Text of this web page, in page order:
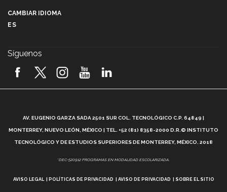
2026! (video)
¿Cómo es el Modelo Educativo Tec? (video)
Vida Tec: Feminismo e Inteligencia Artificial, Paola
CAMBIAR IDIOMA
ES
Síguenos
AV. EUGENIO GARZA SADA 2501 SUR COL. TECNOLÓGICO C.P. 64849 |
MONTERREY, NUEVO LEÓN, MÉXICO | TEL. +52 (81) 8358-2000 D.R.© INSTITUTO
TECNOLÓGICO Y DE ESTUDIOS SUPERIORES DE MONTERREY, MÉXICO. 2018
*DEC-520912 PROGRAMAS EN MODALIDAD ESCOLARIZADA.
AVISO LEGAL POLÍTICAS DE PRIVACIDAD AVISO DE PRIVACIDAD SOBRE EL SITIO